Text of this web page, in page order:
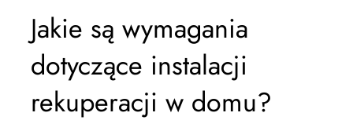
Jakie są wymagania
dotyczące instalacji
rekuperacji w domu?